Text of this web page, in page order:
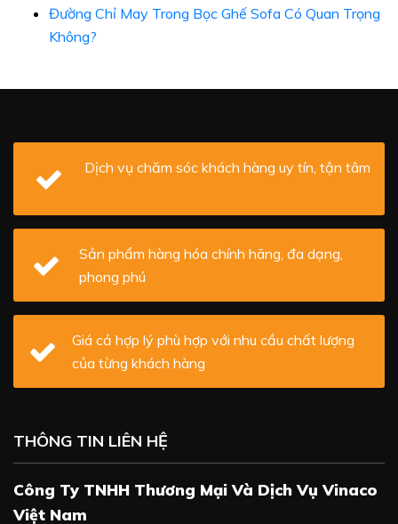
Đường Chỉ May Trong Bọc Ghế Sofa Có Quan Trọng
Không?
Dịch vụ chăm sóc khách hàng uy tín, tận tâm
Sản phẩm hàng hóa chính hãng, đa dạng,
phong phú
Giá cả hợp lý phù hợp với nhu cầu chất lượng
của từng khách hàng
THÔNG TIN LIÊN HỆ
Công Ty TNHH Thương Mại Và Dịch Vụ Vinaco
Việt Nam